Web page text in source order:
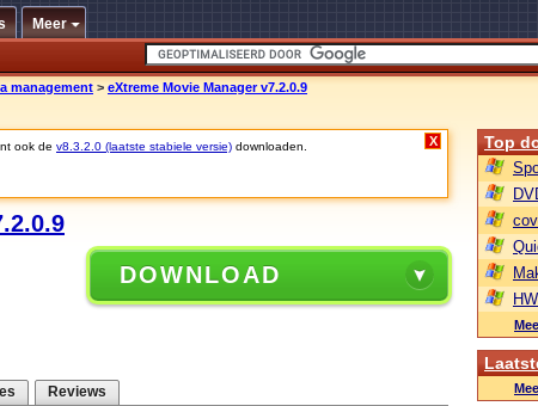
Meer
management > eXtreme Movie Manager v7.2.0.9
ook de v8.3.2.0 (laatste stabiele versie) downloaden.
X
DOWNLOAD
Reviews
Top